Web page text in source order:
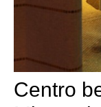
Centro